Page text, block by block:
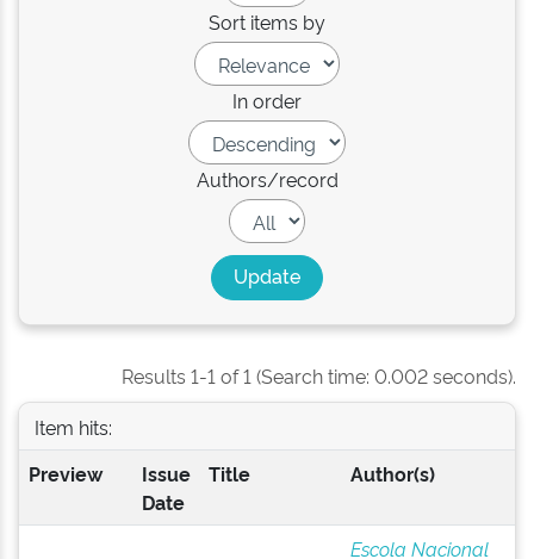
Sort items by
In order
Authors/record
Results 1-1 of 1 (Search time: 0.002 seconds).
Item hits:
Preview
Issue
Date
Title Author(s)
Escola Nacional